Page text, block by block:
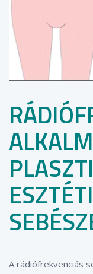
A rádiófrekvenciás